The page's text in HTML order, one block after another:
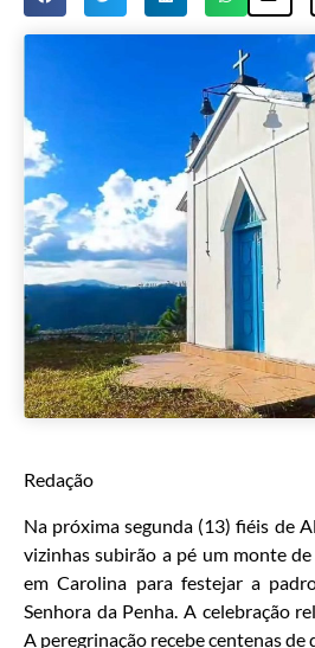
Redação
Na próxima segunda (13) fiéis de
vizinhas subirão a pé um monte
em Carolina para festejar a
Senhora da Penha. A celebração
A peregrinação recebe centenas de